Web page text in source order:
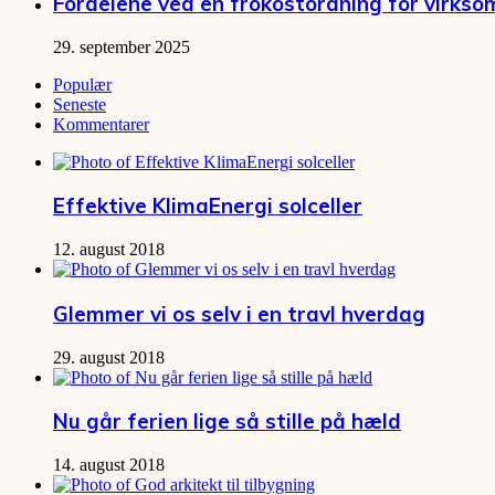
29. september 2025
Populær
Seneste
Kommentarer
Effektive KlimaEnergi solceller
12. august 2018
Glemmer vi os selv i en travl hverdag
29. august 2018
Nu går ferien lige så stille på hæld
14. august 2018